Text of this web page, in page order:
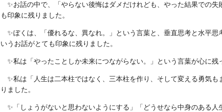
✨お話の中で、 「やらない後悔はダメだけれども、やった結果での失
も印象に残りました。
✨ぼくは、 「優れるな、異なれ。」 という言葉と、 垂直思考と水平思
いうお話がとても印象に残りました。
✨私は 「やったことしか未来につながらない。」 という言葉が心に残
✨私は 「人生は二本柱ではなく、三本柱を作り、そして変える勇気も
りました。
✨ 「しょうがないと思わないようにする」「どうせなら中身のある人